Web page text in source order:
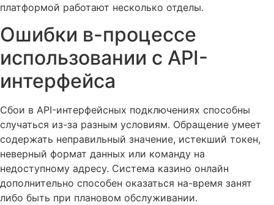
платформой работают несколько отделы.
Ошибки в-процессе
использовании с API-
интерфейса
Сбои в API-интерфейсных подключениях способны
случаться из-за разным условиям. Обращение умеет
содержать неправильный значение, истекший токен,
неверный формат данных или команду на
недоступному адресу. Система казино онлайн
дополнительно способен оказаться на-время занят
либо быть при плановом обслуживании.